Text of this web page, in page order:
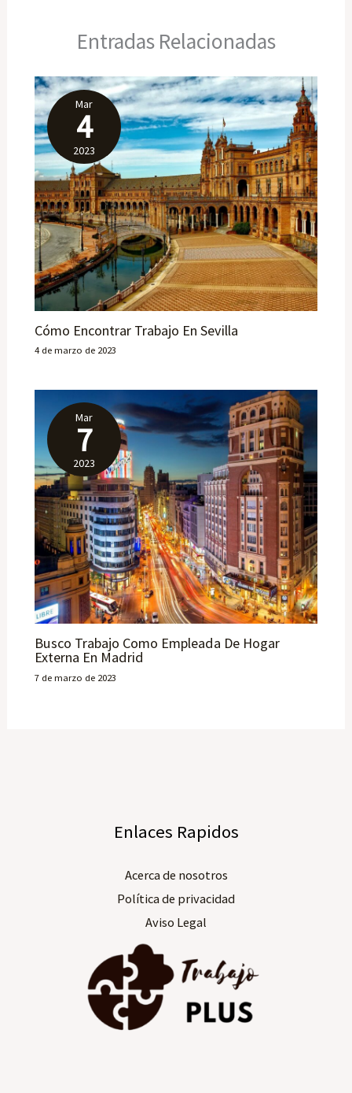
Entradas Relacionadas
Mar
4
2023
Cómo Encontrar Trabajo En Sevilla
4 de marzo de 2023
Mar
7
2023
Busco Trabajo Como Empleada De Hogar
Externa En Madrid
7 de marzo de 2023
Enlaces Rapidos
Acerca de nosotros​
Política de privacidad
Aviso Legal